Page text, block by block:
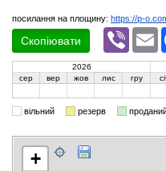
посилання на площину: https://p-
Скопіювати
Viber
2026
сер
вер жов лис гру
вільний резерв
+